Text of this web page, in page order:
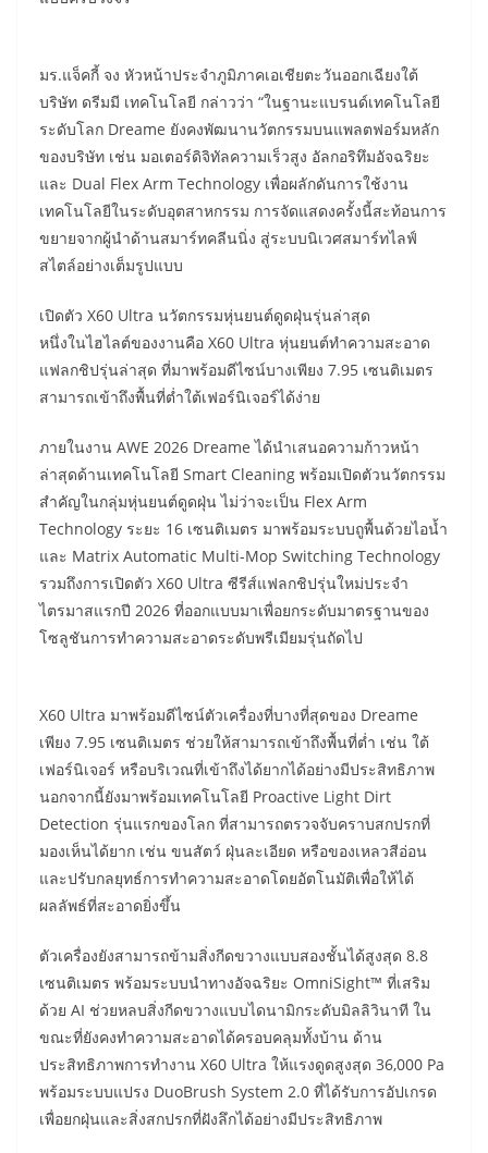
มร.แจ็คกี้ จง หัวหน้าประจำภูมิภาคเอเชียตะวันออกเฉียงใต้
บริษัท ดรีมมี เทคโนโลยี กล่าวว่า “ในฐานะแบรนด์เทคโนโลยี
ระดับโลก Dreame ยังคงพัฒนานวัตกรรมบนแพลตฟอร์มหลัก
ของบริษัท เช่น มอเตอร์ดิจิทัลความเร็วสูง อัลกอริทึมอัจฉริยะ
และ Dual Flex Arm Technology เพื่อผลักดันการใช้งาน
เทคโนโลยีในระดับอุตสาหกรรม การจัดแสดงครั้งนี้สะท้อนการ
ขยายจากผู้นำด้านสมาร์ทคลีนนิ่ง สู่ระบบนิเวศสมาร์ทไลฟ์
สไตล์อย่างเต็มรูปแบบ
เปิดตัว X60 Ultra นวัตกรรมหุ่นยนต์ดูดฝุ่นรุ่นล่าสุด
หนึ่งในไฮไลต์ของงานคือ X60 Ultra หุ่นยนต์ทำความสะอาด
แฟลกชิปรุ่นล่าสุด ที่มาพร้อมดีไซน์บางเพียง 7.95 เซนติเมตร
สามารถเข้าถึงพื้นที่ต่ำใต้เฟอร์นิเจอร์ได้ง่าย
ภายในงาน AWE 2026 Dreame ได้นำเสนอความก้าวหน้า
ล่าสุดด้านเทคโนโลยี Smart Cleaning พร้อมเปิดตัวนวัตกรรม
สำคัญในกลุ่มหุ่นยนต์ดูดฝุ่น ไม่ว่าจะเป็น Flex Arm
Technology ระยะ 16 เซนติเมตร มาพร้อมระบบถูพื้นด้วยไอน้ำ
และ Matrix Automatic Multi-Mop Switching Technology
รวมถึงการเปิดตัว X60 Ultra ซีรีส์แฟลกชิปรุ่นใหม่ประจำ
ไตรมาสแรกปี 2026 ที่ออกแบบมาเพื่อยกระดับมาตรฐานของ
โซลูชันการทำความสะอาดระดับพรีเมียมรุ่นถัดไป
X60 Ultra มาพร้อมดีไซน์ตัวเครื่องที่บางที่สุดของ Dreame
เพียง 7.95 เซนติเมตร ช่วยให้สามารถเข้าถึงพื้นที่ต่ำ เช่น ใต้
เฟอร์นิเจอร์ หรือบริเวณที่เข้าถึงได้ยากได้อย่างมีประสิทธิภาพ
นอกจากนี้ยังมาพร้อมเทคโนโลยี Proactive Light Dirt
Detection รุ่นแรกของโลก ที่สามารถตรวจจับคราบสกปรกที่
มองเห็นได้ยาก เช่น ขนสัตว์ ฝุ่นละเอียด หรือของเหลวสีอ่อน
และปรับกลยุทธ์การทำความสะอาดโดยอัตโนมัติเพื่อให้ได้
ผลลัพธ์ที่สะอาดยิ่งขึ้น
ตัวเครื่องยังสามารถข้ามสิ่งกีดขวางแบบสองชั้นได้สูงสุด 8.8
เซนติเมตร พร้อมระบบนำทางอัจฉริยะ OmniSight™ ที่เสริม
ด้วย AI ช่วยหลบสิ่งกีดขวางแบบไดนามิกระดับมิลลิวินาที ใน
ขณะที่ยังคงทำความสะอาดได้ครอบคลุมทั้งบ้าน ด้าน
ประสิทธิภาพการทำงาน X60 Ultra ให้แรงดูดสูงสุด 36,000 Pa
พร้อมระบบแปรง DuoBrush System 2.0 ที่ได้รับการอัปเกรด
เพื่อยกฝุ่นและสิ่งสกปรกที่ฝังลึกได้อย่างมีประสิทธิภาพ